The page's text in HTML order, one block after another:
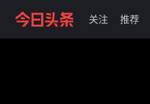
关注 推荐